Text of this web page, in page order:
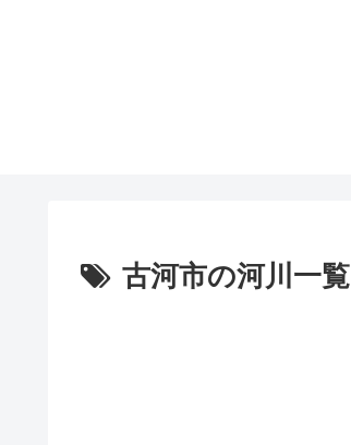
古河市の河川一覧